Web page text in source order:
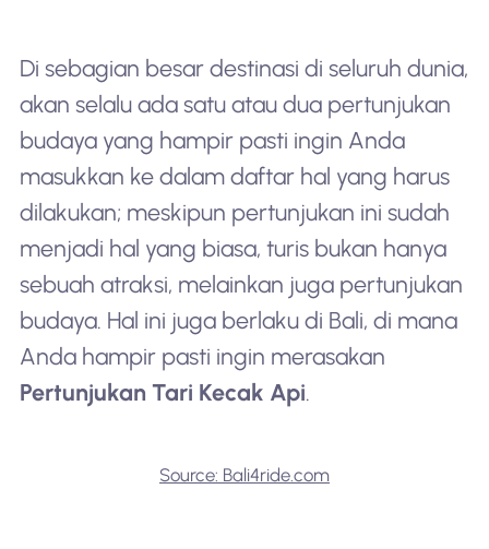
Di sebagian besar destinasi di seluruh dunia,
akan selalu ada satu atau dua pertunjukan
budaya yang hampir pasti ingin Anda
masukkan ke dalam daftar hal yang harus
dilakukan; meskipun pertunjukan ini sudah
menjadi hal yang biasa, turisbukan hanya
sebuah atraksi, melainkan juga pertunjukan
budaya. Hal ini juga berlaku di Bali, di mana
Anda hampir pasti ingin merasakan
Pertunjukan Tari Kecak Api.
Source: Bali4ride.com